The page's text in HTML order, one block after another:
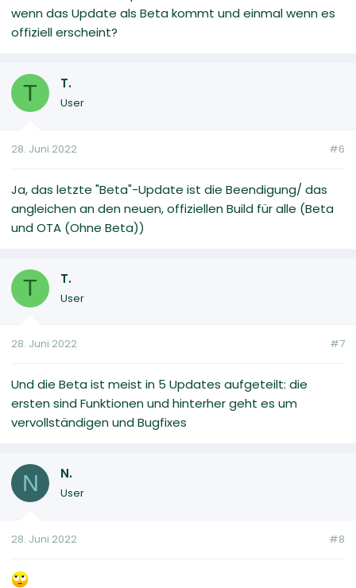
wenn das Update als Beta kommt und einmal wenn es
offiziell erscheint?
T T.
User
28. Juni 2022 #6
Ja, das letzte "Beta"-Update ist die Beendigung/ das
angleichen an den neuen, offiziellen Build für alle (Beta
und OTA (Ohne Beta))
T T.
User
28. Juni 2022 #7
Und die Beta ist meist in 5 Updates aufgeteilt: die
ersten sind Funktionen und hinterher geht es um
vervollständigen und Bugfixes
N N.
User
28. Juni 2022 #8